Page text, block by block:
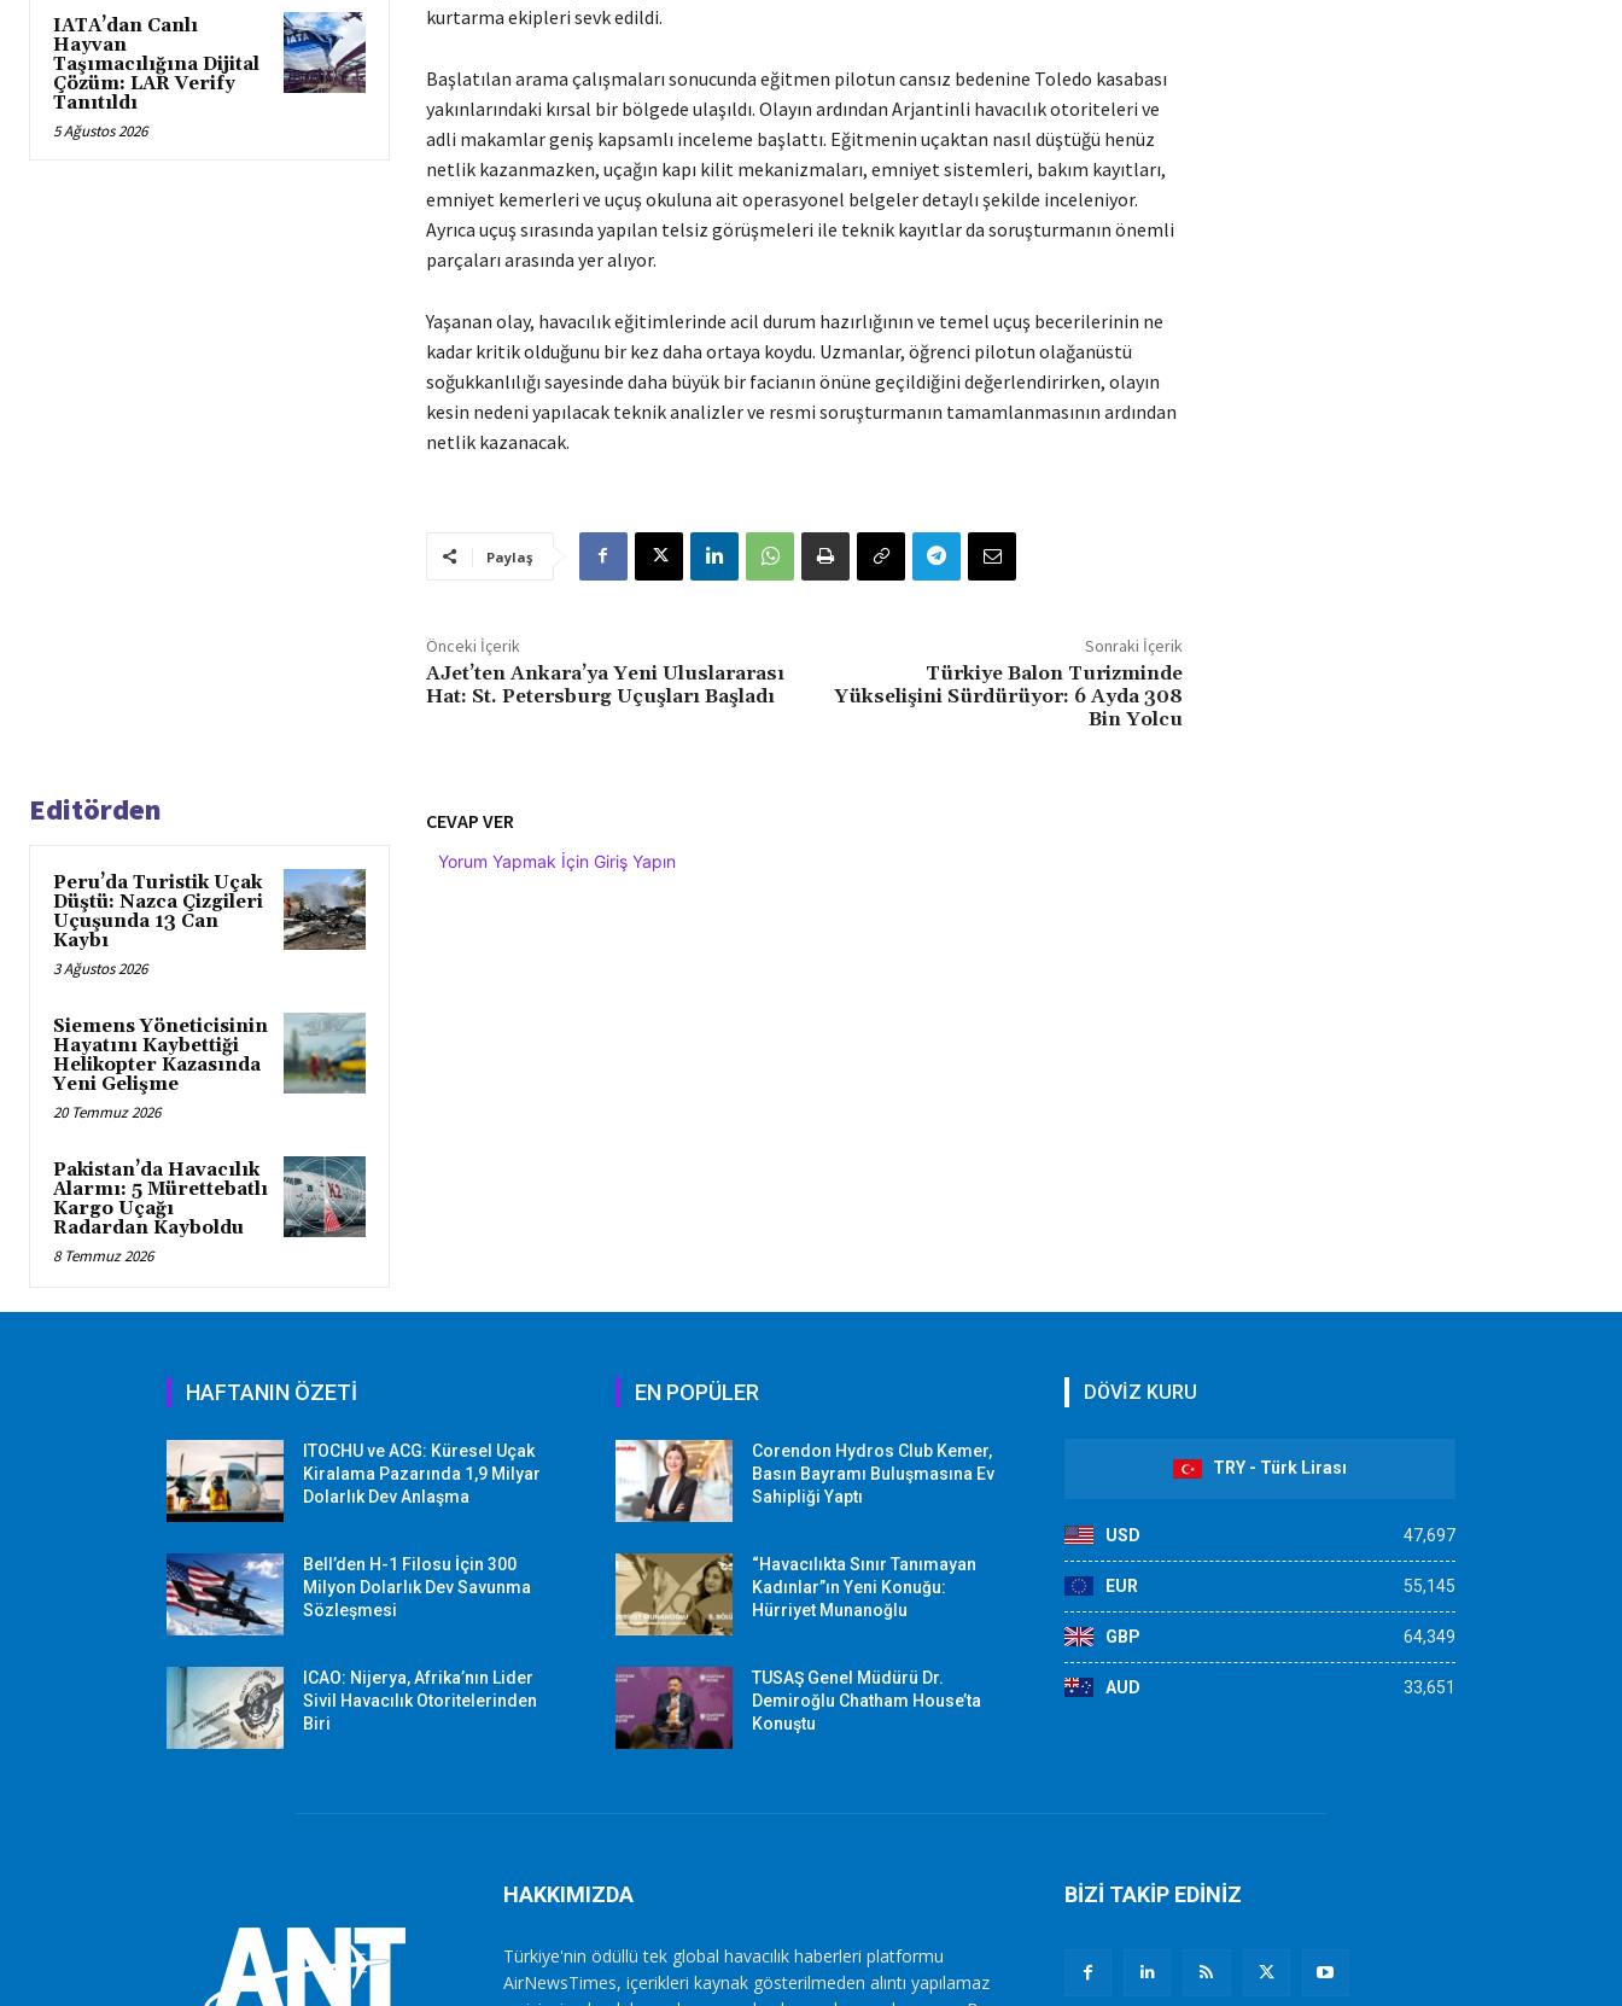
IATA’dan Canlı
Hayvan
Taşımacılığına Dijital
Çözüm: LAR Verify
Tanıtıldı
5 Ağustos 2026
kurtarma ekipleri sevk edildi.
Başlatılan arama çalışmaları sonucunda eğitmen pilotun cansız bedenine Toledo kasabası
yakınlarındaki kırsal bir bölgede ulaşıldı. Olayın ardından Arjantinli havacılık otoriteleri ve
adli makamlar geniş kapsamlı inceleme başlattı. Eğitmenin uçaktan nasıl düştüğü henüz
netlik kazanmazken, uçağın kapı kilit mekanizmaları, emniyet sistemleri, bakım kayıtları,
emniyet kemerleri ve uçuş okuluna ait operasyonel belgeler detaylı şekilde inceleniyor.
Ayrıca uçuş sırasında yapılan telsiz görüşmeleri ile teknik kayıtlar da soruşturmanın önemli
parçaları arasında yer alıyor.
Yaşanan olay, havacılık eğitimlerinde acil durum hazırlığının ve temel uçuş becerilerinin ne
kadar kritik olduğunu bir kez daha ortaya koydu. Uzmanlar, öğrenci pilotun olağanüstü
soğukkanlılığı sayesinde daha büyük bir facianın önüne geçildiğini değerlendirirken, olayın
kesin nedeni yapılacak teknik analizler ve resmi soruşturmanın tamamlanmasının ardından
netlik kazanacak.
Paylaş
Önceki İçerik
AJet’ten Ankara’ya Yeni Uluslararası
Hat: St. Petersburg Uçuşları Başladı
Sonraki İçerik
Türkiye Balon Turizminde
Yükselişini Sürdürüyor: 6 Ayda 308
Bin Yolcu
Editörden
Peru’da Turistik Uçak
Düştü: Nazca Çizgileri
Uçuşunda 13 Can
Kaybı
3 Ağustos 2026
Siemens Yöneticisinin
Hayatını Kaybettiği
Helikopter Kazasında
Yeni Gelişme
20 Temmuz 2026
Pakistan’da Havacılık
Alarmı: 5 Mürettebatlı
Kargo Uçağı
Radardan Kayboldu
8 Temmuz 2026
CEVAP VER
Yorum Yapmak İçin Giriş Yapın
HAFTANIN ÖZETİ
ITOCHU ve ACG: Küresel Uçak
Kiralama Pazarında 1,9 Milyar
Dolarlık Dev Anlaşma
Bell’den H-1 Filosu İçin 300
Milyon Dolarlık Dev Savunma
Sözleşmesi
ICAO: Nijerya, Afrika’nın Lider
Sivil Havacılık Otoritelerinden
Biri
EN POPÜLER
Corendon Hydros Club Kemer,
Basın Bayramı Buluşmasına Ev
Sahipliği Yaptı
“Havacılıkta Sınır Tanımayan
Kadınlar”ın Yeni Konuğu:
Hürriyet Munanoğlu
TUSAŞ Genel Müdürü Dr.
Demiroğlu Chatham House’ta
Konuştu
DÖVİZ KURU
TRY - Türk Lirası
USD 47,697
EUR 55,145
GBP 64,349
AUD 33,651
HAKKIMIZDA
Türkiye'nin ödüllü tek global havacılık haberleri platformu
AirNewsTimes, içerikleri kaynak gösterilmeden alıntı yapılamaz
BİZİ TAKİP EDİNİZ